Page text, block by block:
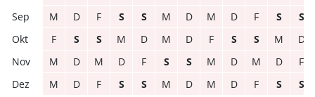
M
D F S S M D M D F S
S
F
S S M D M D F S S M
D
M
D M D F S S M D M D
F
M
D F S S M D M D F S S